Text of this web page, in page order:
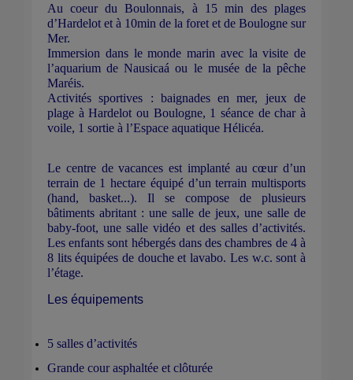
Au coeur du Boulonnais, à 15 min des plages
d’Hardelot et à 10min de la foret et de Boulogne sur
Mer.
Immersion dans le monde marin avec la visite de
l’aquarium de Nausicaá ou le musée de la pêche
Maréis.
Activités sportives : baignades en mer, jeux de
plage à Hardelot ou Boulogne, 1 séance de char à
voile, 1 sortie à l’Espace aquatique Hélicéa.
Le centre de vacances est implanté au cœur d’un
terrain de 1 hectare équipé d’un terrain multisports
(hand, basket...). Il se compose de plusieurs
bâtiments abritant : une salle de jeux, une salle de
baby-foot, une salle vidéo et des salles d’activités.
Les enfants sont hébergés dans des chambres de 4 à
8 lits équipées de douche et lavabo. Les w.c. sont à
l’étage.
Les équipements
5 salles d’activités
Grande cour asphaltée et clôturée